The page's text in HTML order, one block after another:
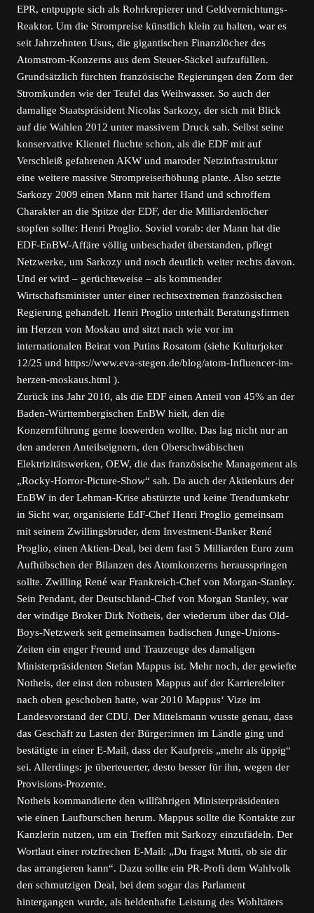
EPR, entpuppte sich als Rohrkrepierer und Geldvernichtungs-
Reaktor. Um die Strompreise künstlich klein zu halten, war es
seit Jahrzehnten Usus, die gigantischen Finanzlöcher des
Atomstrom-Konzerns aus dem Steuer-Säckel aufzufüllen.
Grundsätzlich fürchten französische Regierungen den Zorn der
Stromkunden wie der Teufel das Weihwasser. So auch der
damalige Staatspräsident Nicolas Sarkozy, der sich mit Blick
auf die Wahlen 2012 unter massivem Druck sah. Selbst seine
konservative Klientel fluchte schon, als die EDF mit auf
Verschleiß gefahrenen AKW und maroder Netzinfrastruktur
eine weitere massive Strompreiserhöhung plante. Also setzte
Sarkozy 2009 einen Mann mit harter Hand und schroffem
Charakter an die Spitze der EDF, der die Milliardenlöcher
stopfen sollte: Henri Proglio. Soviel vorab: der Mann hat die
EDF-EnBW-Affäre völlig unbeschadet überstanden, pflegt
Netzwerke, um Sarkozy und noch deutlich weiter rechts davon.
Und er wird – gerüchteweise – als kommender
Wirtschaftsminister unter einer rechtsextremen französischen
Regierung gehandelt. Henri Proglio unterhält Beratungsfirmen
im Herzen von Moskau und sitzt nach wie vor im
internationalen Beirat von Putins Rosatom (siehe Kulturjoker
12/25 und https://www.eva-stegen.de/blog/atom-Influencer-im-
herzen-moskaus.html ).
Zurück ins Jahr 2010, als die EDF einen Anteil von 45% an der
Baden-Württembergischen EnBW hielt, den die
Konzernführung gerne loswerden wollte. Das lag nicht nur an
den anderen Anteilseignern, den Oberschwäbischen
Elektrizitätswerken, OEW, die das französische Management als
„Rocky-Horror-Picture-Show“ sah. Da auch der Aktienkurs der
EnBW in der Lehman-Krise abstürzte und keine Trendumkehr
in Sicht war, organisierte EdF-Chef Henri Proglio gemeinsam
mit seinem Zwillingsbruder, dem Investment-Banker René
Proglio, einen Aktien-Deal, bei dem fast 5 Milliarden Euro zum
Aufhübschen der Bilanzen des Atomkonzerns herausspringen
sollte. Zwilling René war Frankreich-Chef von Morgan-Stanley.
Sein Pendant, der Deutschland-Chef von Morgan Stanley, war
der windige Broker Dirk Notheis, der wiederum über das Old-
Boys-Netzwerk seit gemeinsamen badischen Junge-Unions-
Zeiten ein enger Freund und Trauzeuge des damaligen
Ministerpräsidenten Stefan Mappus ist. Mehr noch, der gewiefte
Notheis, der einst den robusten Mappus auf der Karriereleiter
nach oben geschoben hatte, war 2010 Mappus‘ Vize im
Landesvorstand der CDU. Der Mittelsmann wusste genau, dass
das Geschäft zu Lasten der Bürger:innen im Ländle ging und
bestätigte in einer E-Mail, dass der Kaufpreis „mehr als üppig“
sei. Allerdings: je überteuerter, desto besser für ihn, wegen der
Provisions-Prozente.
Notheis kommandierte den willfährigen Ministerpräsidenten
wie einen Laufburschen herum. Mappus sollte die Kontakte zur
Kanzlerin nutzen, um ein Treffen mit Sarkozy einzufädeln. Der
Wortlaut einer rotzfrechen E-Mail: „Du fragst Mutti, ob sie dir
das arrangieren kann“. Dazu sollte ein PR-Profi dem Wahlvolk
den schmutzigen Deal, bei dem sogar das Parlament
hintergangen wurde, als heldenhafte Leistung des Wohltäters